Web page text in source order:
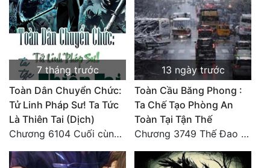
7 tháng trước
Toàn Dân Chuyển Chức:
Tử Linh Pháp Sư! Ta Tức
Là Thiên Tai (Dịch)
Chương 6104 Cuối cùng (HẾT)
13 ngày trước
Toàn Cầu Băng Phong :
Ta Chế Tạo Phòng An
Toàn Tại Tận Thế
Chương 3749 Thế Đao xuất kích